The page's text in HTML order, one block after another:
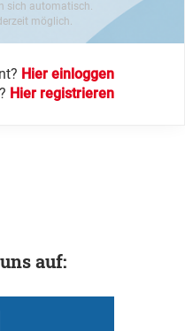
sich automatisch.
möglich.
Hier einloggen
Hier registrieren
auf: